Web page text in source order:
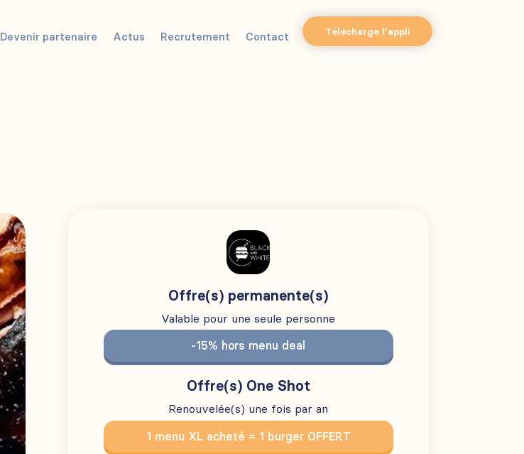
Devenir partenaire Actus Recrutement Contact Télécharge l'appli
Offre(s) permanente(s)
Valable pour une seule personne
-15% hors menu deal
Offre(s) One Shot
Renouvelée(s) une fois par an
1 menu XL acheté = 1 burger OFFERT